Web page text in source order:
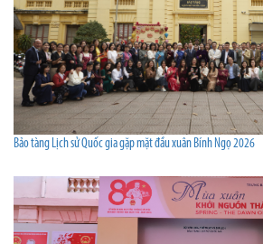
Bảo tàng Lịch sử Quốc gia gặp mặt đầu xuân Bính Ngọ 2026